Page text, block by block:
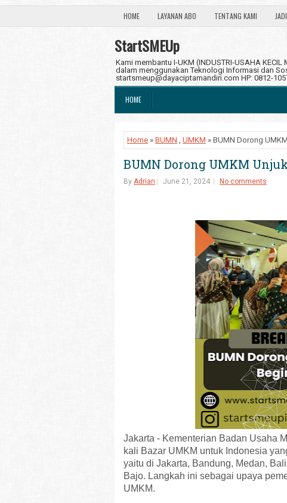
HOME LAYANAN ABO TENTANG KAMI
StartSMEUp
Kami membantu I-UKM (INDUSTRI-USAHA KECIL
dalam menggunakan Teknologi Informasi dan
startsmeup@dayaciptamandiri.com HP: 0812-
HOME
Home » BUMN , UMKM » BUMN Dorong
BUMN Dorong UMKM
By Adrian June 21, 2024 No comments
Jakarta - Kementerian Badan Usaha
kali Bazar UMKM untuk Indonesia
yaitu di Jakarta, Bandung, Medan,
Bajo. Langkah ini sebagai upaya
UMKM.